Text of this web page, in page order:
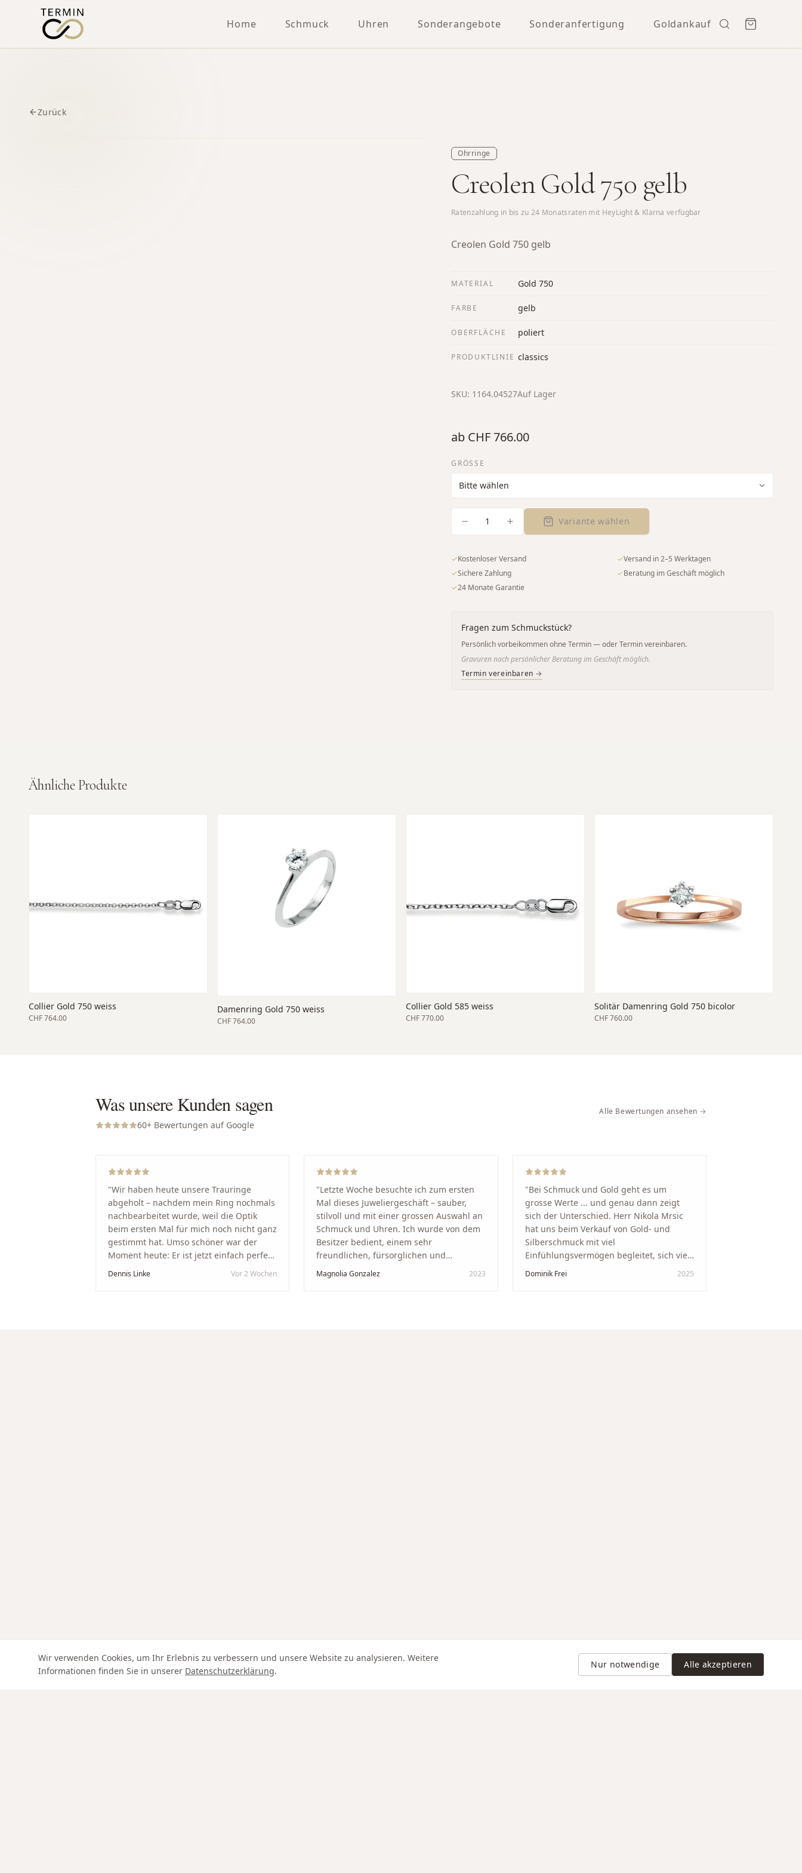
Home Schmuck Uhren Sonderangebote Sonderanfertigung Goldankauf
Zurück
Ohrringe
Creolen Gold 750 gelb
Ratenzahlung in bis zu 24 Monatsraten mit HeyLight & Klarna verfügbar
Creolen Gold 750 gelb
MATERIAL Gold 750
FARBE gelb
OBERFLÄCHE poliert
PRODUKTLINIE classics
SKU: 1164.04527Auf Lager
ab CHF 766.00
GRÖSSE
1 Variante wählen
✓Kostenloser Versand ✓Versand in 2–5 Werktagen
✓Sichere Zahlung ✓Beratung im Geschäft möglich
✓24 Monate Garantie
Fragen zum Schmuckstück?
Persönlich vorbeikommen ohne Termin — oder Termin vereinbaren.
Gravuren nach persönlicher Beratung im Geschäft möglich.
Termin vereinbaren →
Ähnliche Produkte
Collier Gold 750 weiss
CHF 764.00
Damenring Gold 750 weiss
CHF 764.00
Collier Gold 585 weiss
CHF 770.00
Solitär Damenring Gold 750 bicolor
CHF 760.00
Was unsere Kunden sagen
60+ Bewertungen auf Google
Alle Bewertungen ansehen →
"Wir haben heute unsere Trauringe
abgeholt – nachdem mein Ring nochmals
nachbearbeitet wurde, weil die Optik
beim ersten Mal für mich noch nicht ganz
gestimmt hat. Umso schöner war der
Moment heute: Er ist jetzt einfach perfekt
geworden. Ein riesiges Dankeschön an
Dennis Linke Vor 2 Wochen
"Letzte Woche besuchte ich zum ersten
Mal dieses Juweliergeschäft – sauber,
stilvoll und mit einer grossen Auswahl an
Schmuck und Uhren. Ich wurde von dem
Besitzer bedient, einem sehr
freundlichen, fürsorglichen und
professionellen Mann. Ich empfehle zu
100 % dieses Schmuckgeschäft in
Magnolia Gonzalez 2023
"Bei Schmuck und Gold geht es um
grosse Werte ... und genau dann zeigt
sich der Unterschied. Herr Nikola Mrsic
hat uns beim Verkauf von Gold- und
Silberschmuck mit viel
Einfühlungsvermögen begleitet, sich viel
Zeit genommen und den Ablauf von der
Dominik Frei 2025
Wir verwenden Cookies, um Ihr Erlebnis zu verbessern und unsere Website zu analysieren. Weitere
Informationen finden Sie in unserer Datenschutzerklärung.
Nur notwendige Alle akzeptieren